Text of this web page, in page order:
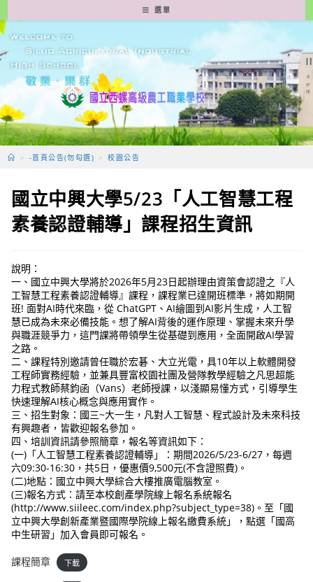
轉
至
要
容
選單
> -首頁公告(勿勾選) > 校園公告
國立中興大學5/23「人工智慧工程
素養認證輔導」課程招生資訊
說明：
一、國立中興大學將於2026年5月23日起辦理由資策會認證之『人
工智慧工程素養認證輔導』課程，課程業已達開班標準，將如期開
班! 面對AI時代來臨，從 ChatGPT、AI繪圖到AI影片生成，人工智
慧已成為未來必備技能。想了解AI背後的運作原理、掌握未來升學
與職涯競爭力，這門課將帶領學生從基礎到應用，全面開啟AI學習
之路。
二、課程特別邀請曾任職於宏碁、大立光電，具10年以上軟體開發
工程師實務經驗，並兼具豐富校園社團及營隊教學經驗之凡思超能
力程式教師蔡鈞函（Vans）老師授課，以淺顯易懂方式，引導學生
快速理解AI核心概念與應用實作。
三、招生對象：國三~大一生，凡對人工智慧、程式設計及未來科技
有興趣者，皆歡迎報名參加。
四、培訓資訊請參照簡章，報名等資訊如下：
(一)「人工智慧工程素養認證輔導」：期間2026/5/23-6/27，每週
六09:30-16:30，共5日，優惠價9,500元(不含證照費)。
(二)地點：國立中興大學綜合大樓推廣電腦教室。
(三)報名方式：請至本校創產學院線上報名系統報名
(http://www.siileec.com/index.php?subject_type=38)。至「國
立中興大學創新產業暨國際學院線上報名繳費系統」，點選「國高
中生研習」加入會員即可報名。
課程簡章 下載